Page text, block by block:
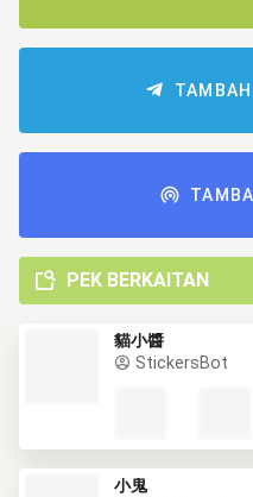
PEK BERKAITAN
貓小醬
StickersBot
小鬼